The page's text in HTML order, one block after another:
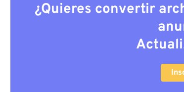
¿Quieres convertir